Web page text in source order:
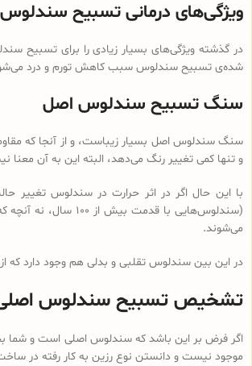
ویژگی‌های درمانی تسبیح سندلوس
در گذشته ویژگی‌های بسیار زیادی را برای تسبیح
شده‌ی تسبیح سندلوس سبب کاهش تورم و درد
سنگ تسبیح سندلوس اصل
سنگ سندلوس اصل بسیار زیباست، و از آنجا که
و تنها کمی تغییر رنگ می‌دهد، البته این به آن
با این حال اگر در اثر حرارت در سندلوس
می‌شوند.
در این بین سندلوس تقلبی و بدلی هم وجود دارد که
تشخیص تسبیح سندلوس اصلی
اگر فرض بر این باشد که سندلوس اصلی است و شما
موجود نیست و دانستن نوع رزین به کار رفته در